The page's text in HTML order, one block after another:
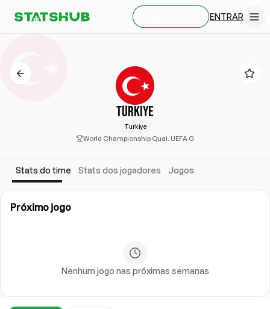
ENTRAR
TÜRKIYE
Turkiye
World Championship Qual. UEFA G
Stats do time Stats dos jogadores Jogos
Próximo jogo
Nenhum jogo nas próximas semanas